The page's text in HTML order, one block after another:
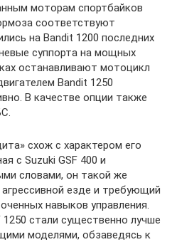
моторам спортбайков
соответствуют
на Bandit 1200 последних
суппорта на мощных
останавливают мотоцикл
Bandit 1250
В качестве опции также
схож с характером его
с Suzuki GSF 400 и
словами, он такой же
езде и требующий
навыков управления.
1250 стали существенно лучше
моделями, обзаведясь к